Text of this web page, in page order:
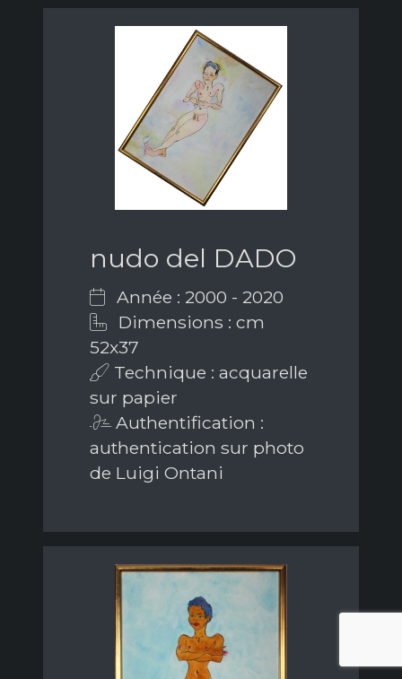
nudo del DADO
Année : 2000 - 2020
Dimensions : cm
52x37
Technique : acquarelle
sur papier
Authentification :
authentication sur photo
de Luigi Ontani